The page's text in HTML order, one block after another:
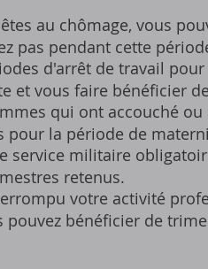
au chômage‚ vous
pas pendant cette
d'arrêt de travail
et vous faire bénéficier
qui ont accouché
pour la période de
service militaire
retenus.
votre activité
pouvez bénéficier de